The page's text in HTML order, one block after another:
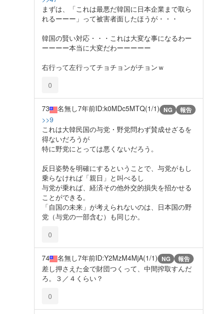
まずは、「これは最悪だ韓国に日本企業まで取ら
れるーーー」って被害者面したほうが・・・
韓国の賢い対応・・・これは大変な事になるわー
ーーーー本当に大変だわーーーーー
右行って左行ってチョチョンがチョンｗ
0
73 名無し7年前ID:k0MDc5MTQ(1/1) NG 報告
>>9
これは大韓民国の与党・野党問わず賛成せざるを
得ないだろうが
特に野党にとっては悪くないだろう。
反日姿勢を明確にするということで、与党がもし
乗らなければ「親日」と叫べるし
与党が乗れば、経済その他外交的損失を招かせる
ことができる。
「自国の未来」が考えられないのは、日本国の野
党（与党の一部含む）も同じか。
0
74 名無し7年前ID:Y2MzM4MjA(1/1) NG 報告
差し押さえた金で財団つくって、中間搾取すんだ
ろ。３／４くらい？
0